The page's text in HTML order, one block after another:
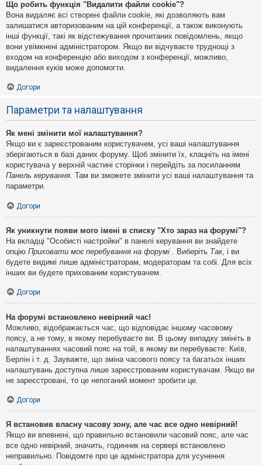
Що робить функція "Видалити файли cookie"?
Вона видаляє всі створені файли cookie, які дозволяють вам
залишатися авторизованим на цій конференції, а також виконують
інші функції, такі як відстежування прочитаних повідомлень, якщо
вони увімкнені адміністратором. Якщо ви відчуваєте труднощі з
входом на конференцію або виходом з конференції, можливо,
видалення куків може допомогти.
Догори
Параметри та налаштування
Як мені змінити мої налаштування?
Якщо ви є зареєстрованим користувачем, усі ваші налаштування
зберігаються в базі даних форуму. Щоб змінити їх, клацніть на імені
користувача у верхній частині сторінки і перейдіть за посиланням
Панель керування . Там ви зможете змінити усі ваші налаштування та
параметри.
Догори
Як уникнути появи мого імені в списку "Хто зараз на форумі"?
На вкладці "Особисті настройки" в панелі керування ви знайдете
опцію Приховати моє перебування на форумі . Виберіть Так, і ви
будете видимі лише адміністраторам, модераторам та собі. Для всіх
інших ви будете прихованим користувачем.
Догори
На форумі встановлено невірний час!
Можливо, відображається час, що відповідає іншому часовому
поясу, а не тому, в якому перебуваєте ви. В цьому випадку змініть в
налаштуваннях часовий пояс на той, в якому ви перебуваєте: Київ,
Берлін і т. д. Зауважте, що зміна часового поясу та багатьох інших
налаштувань доступна лише зареєстрованим користувачам. Якщо ви
не зареєстровані, то це непоганий момент зробити це.
Догори
Я встановив власну часову зону, але час все одно невірний!
Якщо ви впевнені, що правильно встановили часовий пояс, але час
все одно невірний, значить, годинник на сервері встановлено
неправильно. Повідомте про це адміністратора для усунення